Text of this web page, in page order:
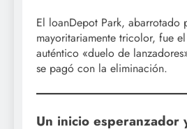
El loanDepot Park, abarrotado
mayoritariamente tricolor, fue
auténtico «duelo de
se pagó con la eliminación.
Un inicio esperanzador